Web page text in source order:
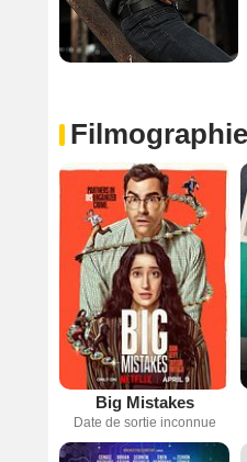
Filmographie
Big Mistakes
Date de sortie inconnue